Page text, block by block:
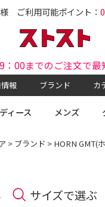
ご利用可能ポイント：
：00までのご注文で最
報 ブランド カ
ィース メンズ
> ブランド > HORN GMT(
サイズで選ぶ